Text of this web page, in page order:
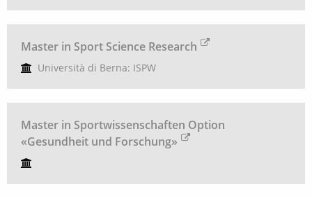
Master in Sport Science Research
Università di Berna: ISPW
Master in Sportwissenschaften Option
«Gesundheit und Forschung»